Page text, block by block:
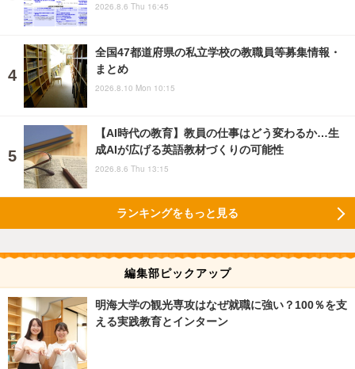
2026.8.6 Thu 16:45
全国47都道府県の私立学校の教職員等募集情報・
まとめ
2026.8.10 Mon 10:15
【AI時代の教育】教員の仕事はどう変わるか…生
成AIが広げる英語教材づくりの可能性
2026.8.6 Thu 13:15
ランキングをもっと見る
編集部ピックアップ
明海大学の観光専攻はなぜ就職に強い？100％を支
える実践教育とインターン